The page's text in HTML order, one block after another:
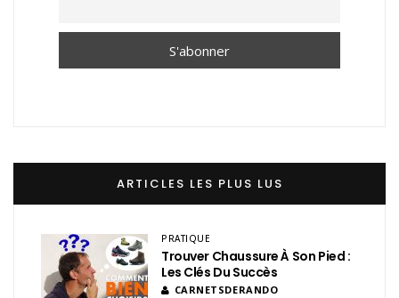
ARTICLES LES PLUS LUS
PRATIQUE
Trouver Chaussure À Son Pied :
Les Clés Du Succès
CARNETSDERANDO